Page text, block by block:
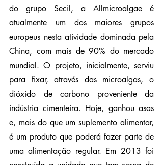
do grupo Secil, a Allmicroalgae é
atualmente um dos maiores grupos
europeus nesta atividade dominada pela
China, com mais de 90% do mercado
mundial. O projeto, inicialmente, serviu
para fixar, através das microalgas, o
dióxido de carbono proveniente da
indústria cimenteira. Hoje, ganhou asas
e, mais do que um suplemento alimentar,
é um produto que poderá fazer parte de
uma alimentação regular. Em 2013 foi